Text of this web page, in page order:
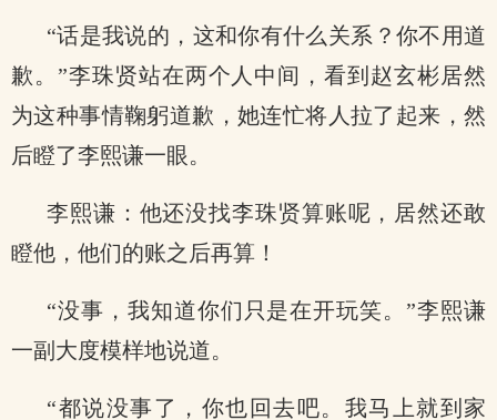
“话是我说的，这和你有什么关系？你不用道
歉。”李珠贤站在两个人中间，看到赵玄彬居然
为这种事情鞠躬道歉，她连忙将人拉了起来，然
后瞪了李熙谦一眼。
李熙谦：他还没找李珠贤算账呢，居然还敢
瞪他，他们的账之后再算！
“没事，我知道你们只是在开玩笑。”李熙谦
一副大度模样地说道。
“都说没事了，你也回去吧。我马上就到家